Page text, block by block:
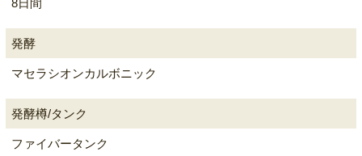
8日間
発酵
マセラシオンカルボニック
発酵樽/タンク
ファイバータンク